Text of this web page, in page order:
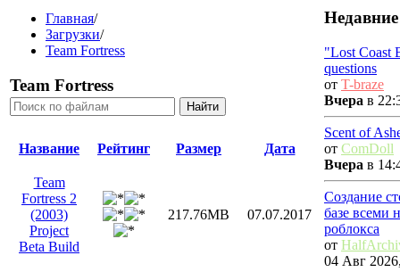
Главная/
Загрузки/
Team Fortress
Team Fortress
Название Рейтинг Размер Дата
Team
Fortress 2
(2003)
Project
Beta Build
217.76MB 07.07.2017
"Lost Coast
questions
от T-braze
Вчера в
Scent of
от ComDoll
Вчера в
Создание
базе всеми
роблокса
от
04 Авг